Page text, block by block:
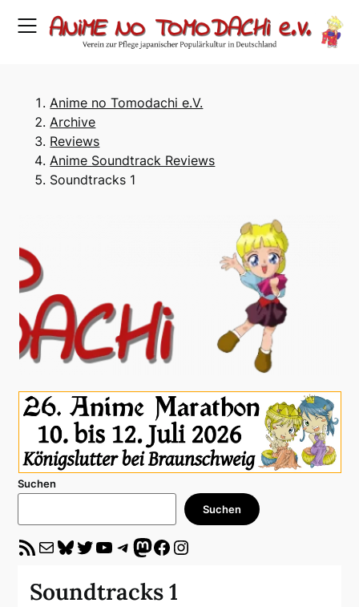
Anime no Tomodachi e.V.
Archive
Reviews
Anime Soundtrack Reviews
Soundtracks 1
Suchen
Suchen
RSS-Feed E-Mail Bluesky Twitter YouTube Telegram Mastodon Facebook Instagram
Soundtracks 1